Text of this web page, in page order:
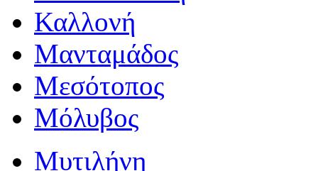
Καλλονή
Μανταμάδος
Μεσότοπος
Μόλυβος
Μυτιλήνη